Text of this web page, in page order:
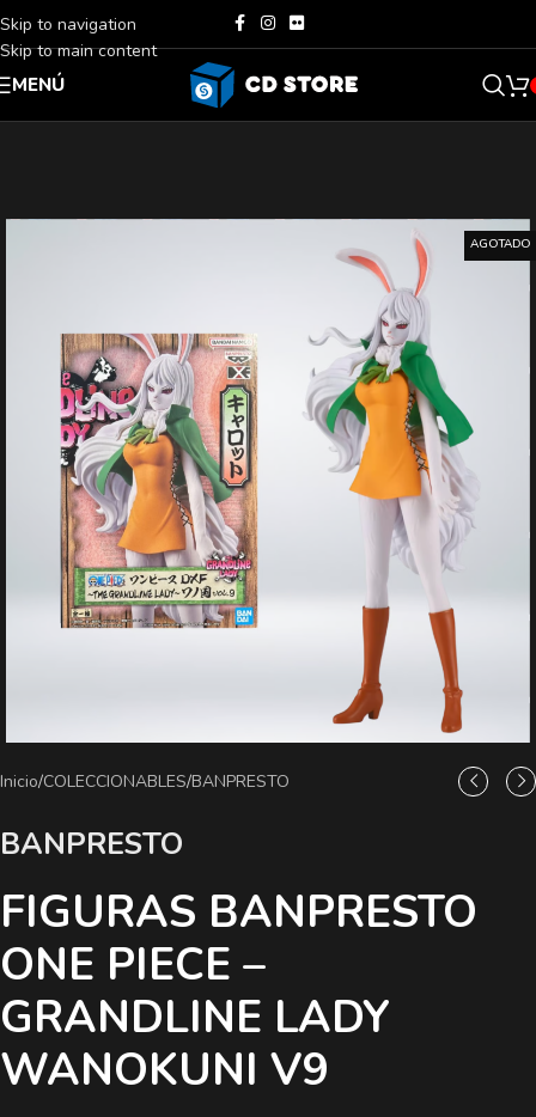
Skip to navigation
Skip to main content
MENÚ
AGOTADO
Inicio/COLECCIONABLES/BANPRESTO
BANPRESTO
FIGURAS BANPRESTO
ONE PIECE –
GRANDLINE LADY
WANOKUNI V9